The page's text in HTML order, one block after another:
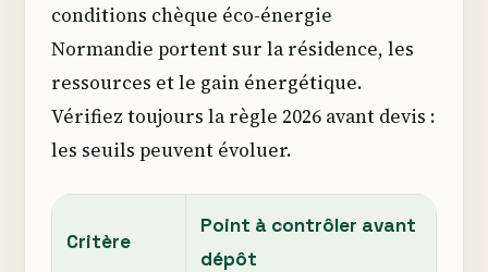
conditions chèque éco-énergie
Normandie portent sur la résidence, les
ressources et le gain énergétique.
Vérifiez toujours la règle 2026 avant devis :
les seuils peuvent évoluer.
Critère
Point à contrôler avant
dépôt